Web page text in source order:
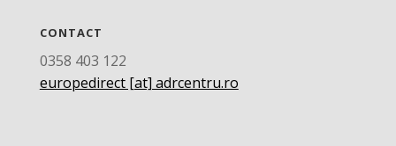
CONTACT
0358 403 122
europedirect [at] adrcentru.ro